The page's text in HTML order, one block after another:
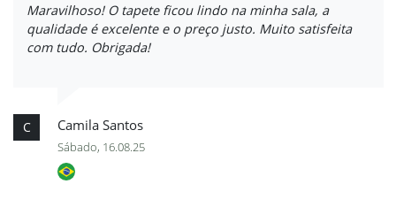
Maravilhoso! O tapete ficou lindo na minha sala, a
qualidade é excelente e o preço justo. Muito satisfeita
com tudo. Obrigada!
C Camila Santos
Sábado, 16.08.25